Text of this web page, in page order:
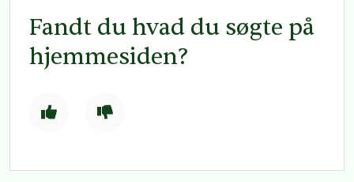
Fandt du hvad du søgte på
hjemmesiden?